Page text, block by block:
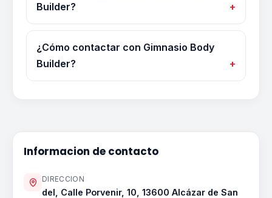
Builder?
¿Cómo contactar con Gimnasio Body
Builder?
Informacion de contacto
DIRECCION
del, Calle Porvenir, 10, 13600 Alcázar de San